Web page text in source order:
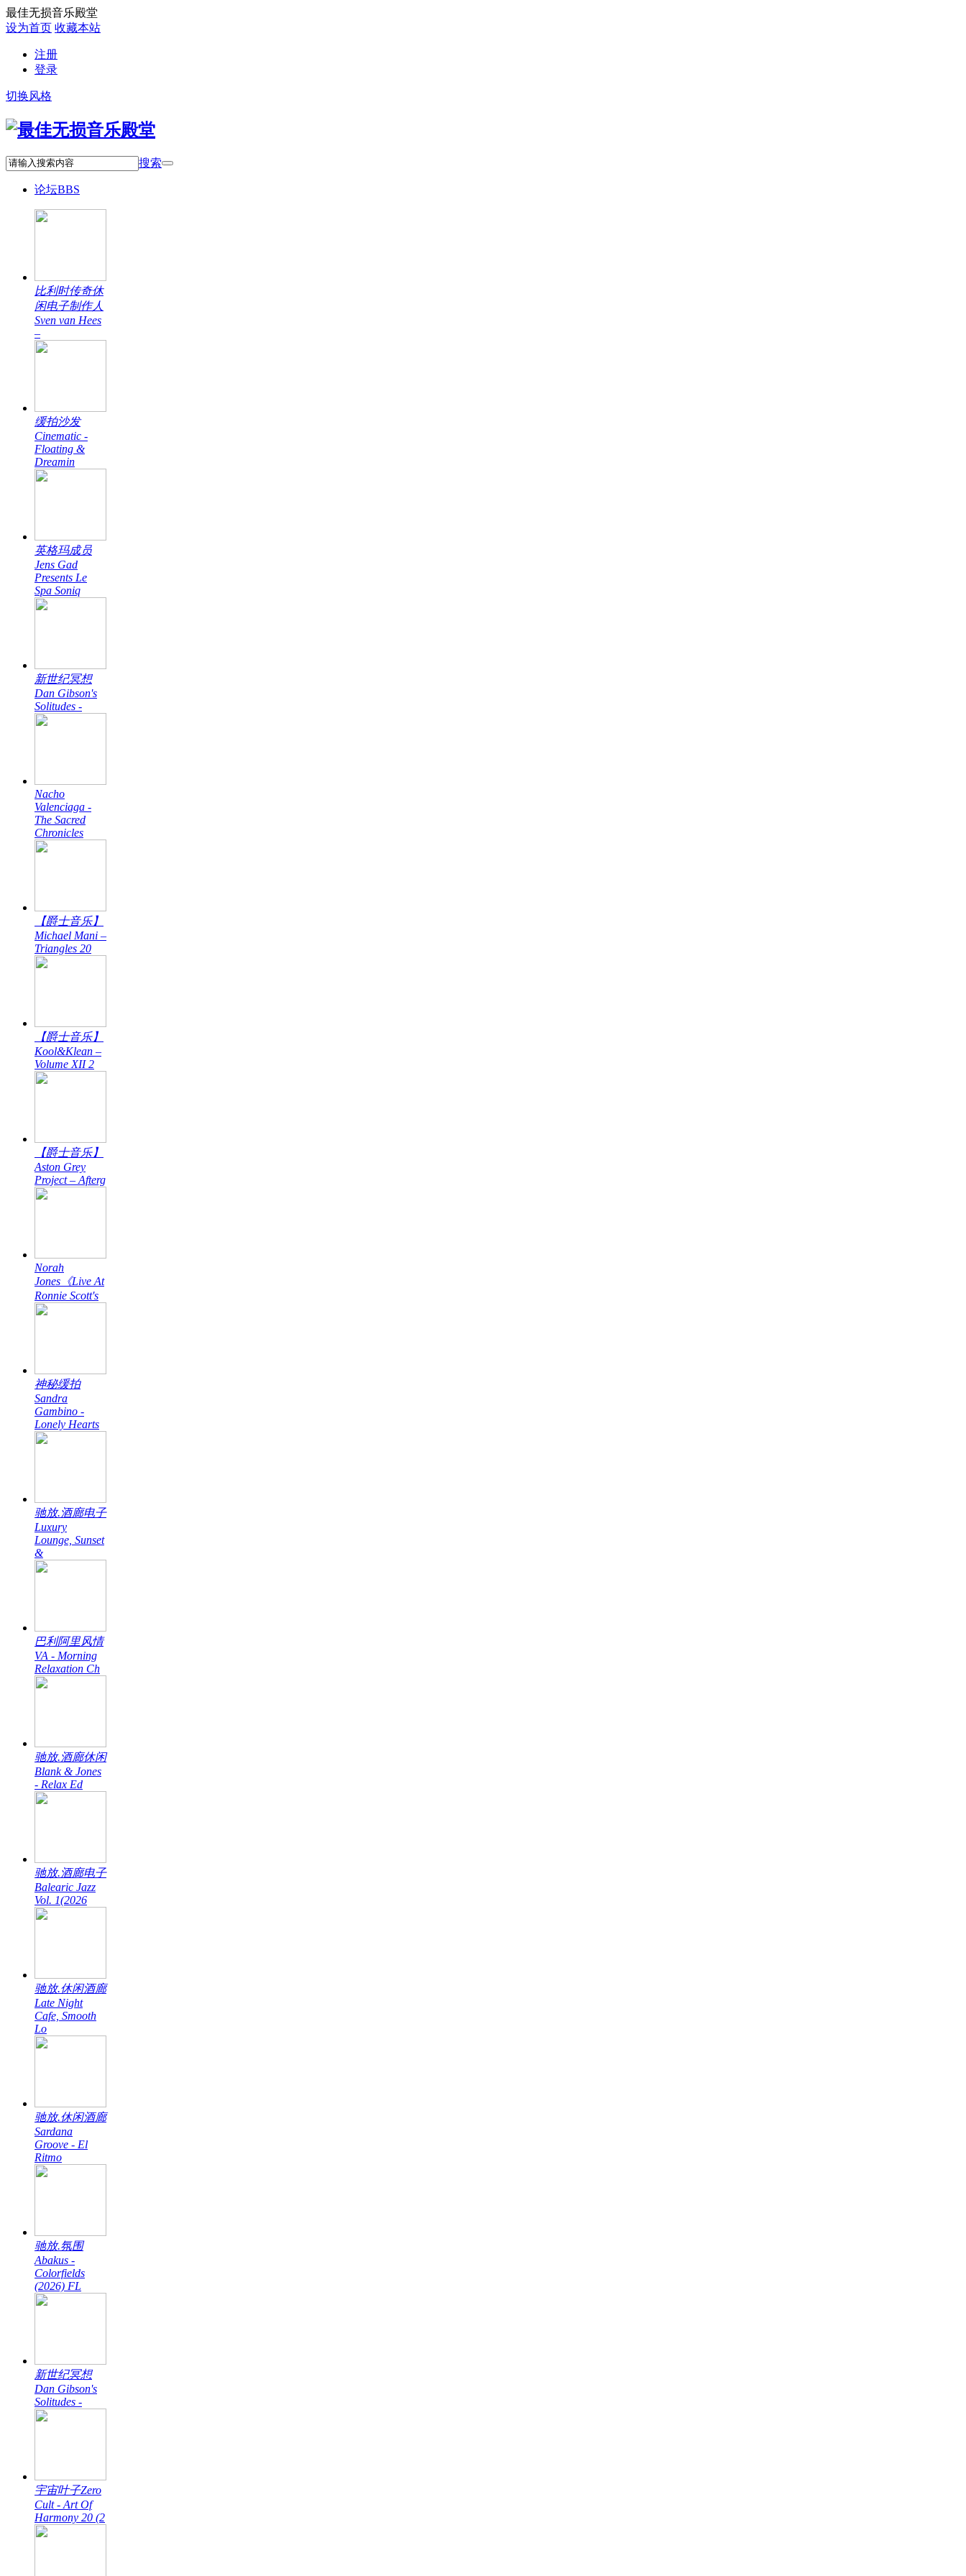
最佳无损音乐殿堂
设为首页 收藏本站
注册
登录
切换风格
搜索
论坛BBS
比利时传奇休
闲电子制作人
Sven van Hees
–
缓拍沙发
Cinematic -
Floating &
Dreamin
英格玛成员
Jens Gad
Presents Le
Spa Soniq
新世纪冥想
Dan Gibson's
Solitudes -
Nacho
Valenciaga -
The Sacred
Chronicles
【爵士音乐】
Michael Mani –
Triangles 20
【爵士音乐】
Kool&Klean –
Volume XII 2
【爵士音乐】
Aston Grey
Project – Afterg
Norah
Jones《Live At
Ronnie Scott's
神秘缓拍
Sandra
Gambino -
Lonely Hearts
驰放.酒廊电子
Luxury
Lounge, Sunset
&
巴利阿里风情
VA - Morning
Relaxation Ch
驰放.酒廊休闲
Blank & Jones
- Relax Ed
驰放.酒廊电子
Balearic Jazz
Vol. 1(2026
驰放.休闲酒廊
Late Night
Cafe, Smooth
Lo
驰放.休闲酒廊
Sardana
Groove - El
Ritmo
驰放.氛围
Abakus -
Colorfields
(2026) FL
新世纪冥想
Dan Gibson's
Solitudes -
宇宙叶子Zero
Cult - Art Of
Harmony 20 (2